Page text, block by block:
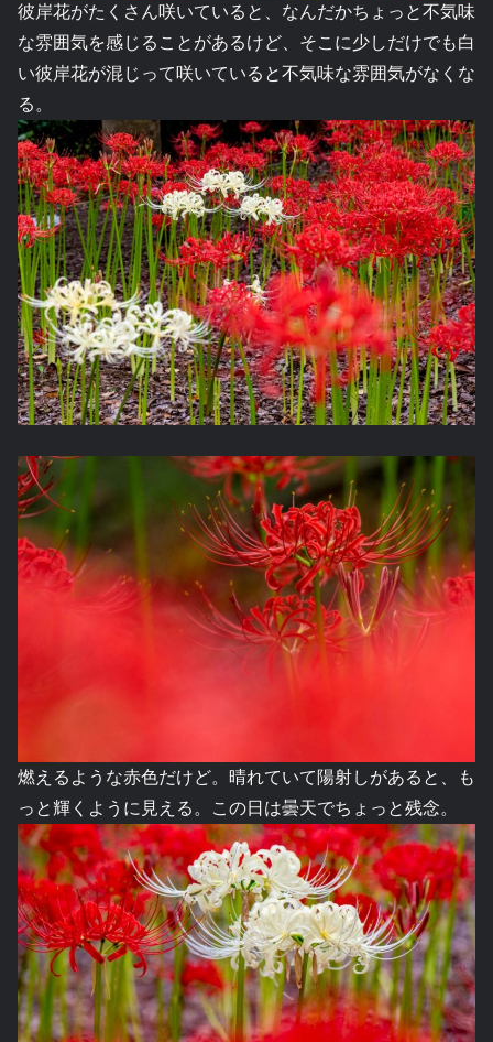
彼岸花がたくさん咲いていると、なんだかちょっと不気味
な雰囲気を感じることがあるけど、そこに少しだけでも白
い彼岸花が混じって咲いていると不気味な雰囲気がなくな
る。
燃えるような赤色だけど。晴れていて陽射しがあると、も
っと輝くように見える。この日は曇天でちょっと残念。